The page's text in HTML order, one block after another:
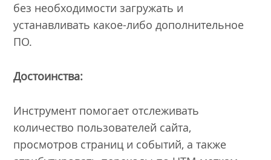
без необходимости загружать и
устанавливать какое-либо дополнительное
ПО.
Достоинства:
Инструмент помогает отслеживать
количество пользователей сайта,
просмотров страниц и событий, а также